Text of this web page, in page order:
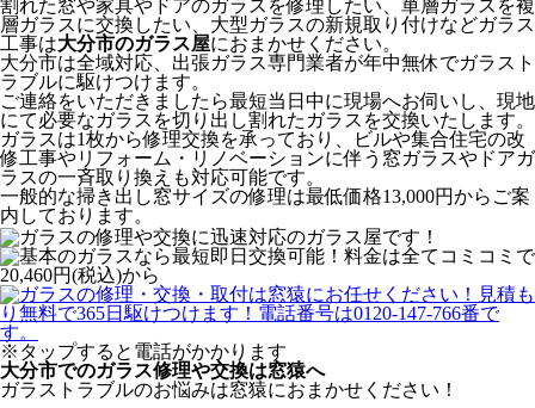
割れた窓や家具やドアのガラスを修理したい、単層ガラスを複
層ガラスに交換したい、大型ガラスの新規取り付けなどガラス
工事は大分市のガラス屋におまかせください。
大分市は全域対応、出張ガラス専門業者が年中無休でガラスト
ラブルに駆けつけます。
ご連絡をいただきましたら最短当日中に現場へお伺いし、現地
にて必要なガラスを切り出し割れたガラスを交換いたします。
ガラスは1枚から修理交換を承っており、ビルや集合住宅の改
修工事やリフォーム・リノベーションに伴う窓ガラスやドアガ
ラスの一斉取り換えも対応可能です。
一般的な掃き出し窓サイズの修理は最低価格13,000円からご案
内しております。
※タップすると電話がかかります
大分市でのガラス修理や交換は窓猿へ
ガラストラブルのお悩みは窓猿におまかせください！